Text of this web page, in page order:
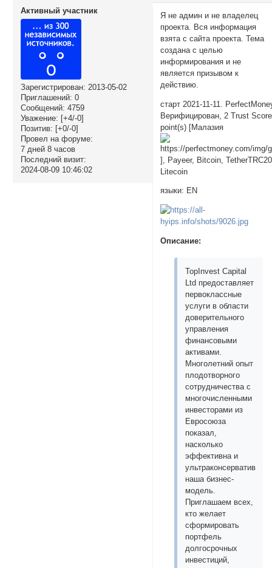
Активный участник
Зарегистрирован: 2013-05-02
Приглашений: 0
Сообщений: 4759
Уважение: [+4/-0]
Позитив: [+0/-0]
Провел на форуме:
7 дней 8 часов
Последний визит:
2024-08-09 10:46:02
Я не админ и не владелец
проекта. Вся информация
взята с сайта проекта. Тема
создана с целью
информирования и не
является призывом к
действию.
старт 2021-11-11.
Верифицирован, 2 Trust Score
point(s) [Малазия
], Payeer, Bitcoin,
Litecoin
языки: EN
Описание:
TopInvest Capital
Ltd предоставляет
первоклассные
услуги в области
доверительного
управления
финансовыми
активами.
Многолетний опыт
плодотворного
сотрудничества с
многочисленными
инвесторами из
Евросоюза
показал,
насколько
эффективна и
ультраконсервативна
наша бизнес-
модель.
Приглашаем всех,
кто желает
сформировать
портфель
долгосрочных
инвестиций,